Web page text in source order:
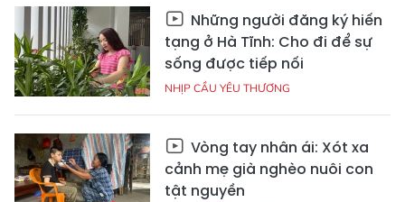
Những người đăng ký hiến
tạng ở Hà Tĩnh: Cho đi để sự
sống được tiếp nối
NHỊP CẦU YÊU THƯƠNG
Vòng tay nhân ái: Xót xa
cảnh mẹ già nghèo nuôi con
tật nguyền